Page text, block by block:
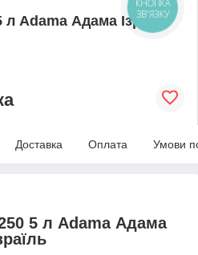
Adama Адама Ізраїль
Доставка Оплата Умови
5 л Adama Адама